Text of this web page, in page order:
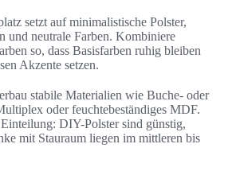
setzt auf minimalistische Polster,
und neutrale Farben. Kombiniere
so, dass Basisfarben ruhig bleiben
Akzente setzen.
stabile Materialien wie Buche- oder
oder feuchtebeständiges MDF.
DIY-Polster sind günstig,
mit Stauraum liegen im mittleren bis